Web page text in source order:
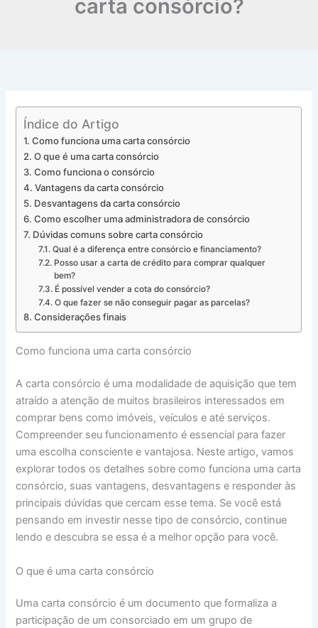
carta consórcio?
Índice do Artigo
Como funciona uma carta consórcio
O que é uma carta consórcio
Como funciona o consórcio
Vantagens da carta consórcio
Desvantagens da carta consórcio
Como escolher uma administradora de consórcio
Dúvidas comuns sobre carta consórcio
Qual é a diferença entre consórcio e financiamento?
Posso usar a carta de crédito para comprar qualquer
bem?
É possível vender a cota do consórcio?
O que fazer se não conseguir pagar as parcelas?
Considerações finais
Como funciona uma carta consórcio
A carta consórcio é uma modalidade de aquisição que tem
atraído a atenção de muitos brasileiros interessados em
comprar bens como imóveis, veículos e até serviços.
Compreender seu funcionamento é essencial para fazer
uma escolha consciente e vantajosa. Neste artigo, vamos
explorar todos os detalhes sobre como funciona uma carta
consórcio, suas vantagens, desvantagens e responder às
principais dúvidas que cercam esse tema. Se você está
pensando em investir nesse tipo de consórcio, continue
lendo e descubra se essa é a melhor opção para você.
O que é uma carta consórcio
Uma carta consórcio é um documento que formaliza a
participação de um consorciado em um grupo de